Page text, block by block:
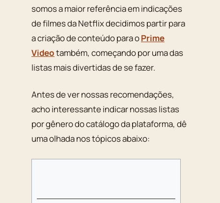
somos a maior referência em indicações
de filmes da Netflix decidimos partir para
a criação de conteúdo para oPrime
Videotambém, começando por uma das
listas mais divertidas de se fazer.
Antes de ver nossas recomendações,
acho interessante indicar nossas listas
por gênero do catálogo da plataforma, dê
uma olhada nos tópicos abaixo: